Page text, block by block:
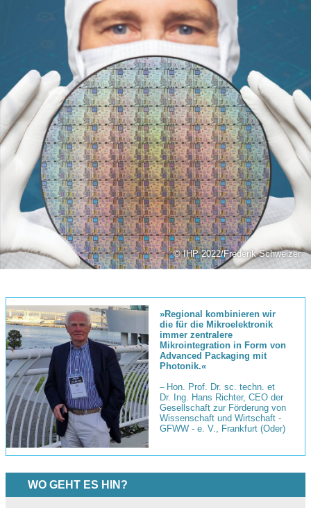
© IHP 2022/Frederik Schweizer
»Regional kombinieren wir
die für die Mikroelektronik
immer zentralere
Mikrointegration in Form von
Advanced Packaging mit
Photonik.«
– Hon. Prof. Dr. sc. techn. et
Dr. Ing. Hans Richter, CEO der
Gesellschaft zur Förderung von
Wissenschaft und Wirtschaft -
GFWW - e. V., Frankfurt (Oder)
WO GEHT ES HIN?